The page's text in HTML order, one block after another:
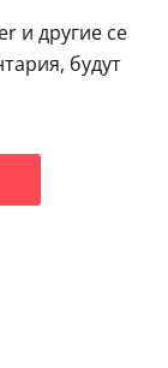
и другие се
будут